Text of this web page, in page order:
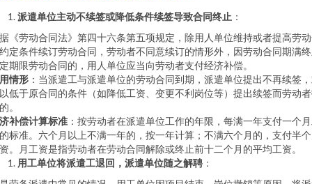
派遣单位主动不续签或降低条件续签导致合同终止 ：
《劳动合同法》第四十六条第五项规定，除用人单位维持或者提高劳
定条件续订劳动合同，劳动者不同意续订的情形外，因劳动合同期满
期限劳动合同的，用人单位应当向劳动者支付经济补偿。
情形 ：当派遣工与派遣单位的劳动合同到期，派遣单位提出不再续签
低于原合同的条件（如降低工资、变更不利岗位等）提出续签而劳动
。
补偿计算标准 ：按劳动者在派遣单位工作的年限，每满一年支付一个
标准。六个月以上不满一年的，按一年计算；不满六个月的，支付半
。月工资是指劳动者在劳动合同解除或终止前十二个月的平均工资。
用工单位将派遣工退回，派遣单位随之解聘 ：